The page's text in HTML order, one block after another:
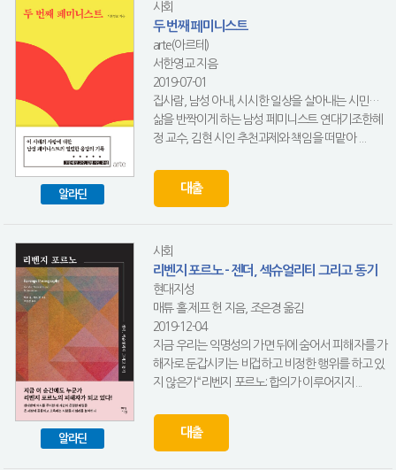
알라딘
사회
두 번째 페미니스트
arte(아르테)
서한영교 지음
2019-07-01
집사람, 남성 아내, 시시한 일상을 살아내는 시민…
삶을 반짝이게 하는 남성 페미니스트 연대기조한혜
정 교수, 김현 시인 추천과제와 책임을 떠맡아 ...
대출
알라딘
사회
리벤지 포르노 - 젠더, 섹슈얼리티 그리고 동기
현대지성
매튜 홀.제프 헌 지음, 조은경 옮김
2019-12-04
지금 우리는 익명성의 가면 뒤에 숨어서 피해자를 가
해자로 둔갑시키는 비겁하고 비정한 행위를 하고 있
지 않은가“리벤지 포르노: 합의가 이루어지지...
대출